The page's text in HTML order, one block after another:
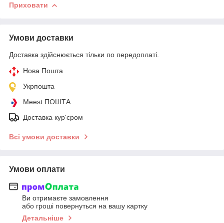
Приховати
Умови доставки
Доставка здійснюється тільки по передоплаті.
Нова Пошта
Укрпошта
Meest ПОШТА
Доставка кур'єром
Всі умови доставки
Умови оплати
Ви отримаєте замовлення
або гроші повернуться на вашу картку
Детальніше